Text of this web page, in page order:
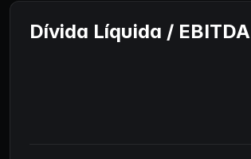
Dívida Líquida / EBITDA